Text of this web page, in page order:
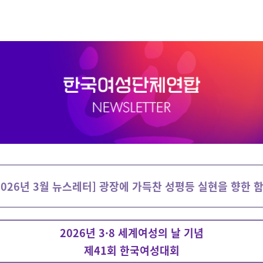
년 3월 뉴스레터] 광장에 가득찬 성평등 실현을 향한
2026년 3·8 세계여성의 날 기념
제41회 한국여성대회